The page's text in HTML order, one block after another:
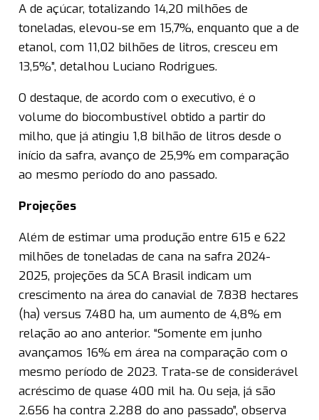
A de açúcar, totalizando 14,20 milhões de
toneladas, elevou-se em 15,7%, enquanto que a de
etanol, com 11,02 bilhões de litros, cresceu em
13,5%”, detalhou Luciano Rodrigues.
O destaque, de acordo com o executivo, é o
volume do biocombustível obtido a partir do
milho, que já atingiu 1,8 bilhão de litros desde o
início da safra, avanço de 25,9% em comparação
ao mesmo período do ano passado.
Projeções
Além de estimar uma produção entre 615 e 622
milhões de toneladas de cana na safra 2024-
2025, projeções da SCA Brasil indicam um
crescimento na área do canavial de 7.838 hectares
(ha) versus 7.480 ha, um aumento de 4,8% em
relação ao ano anterior. “Somente em junho
avançamos 16% em área na comparação com o
mesmo período de 2023. Trata-se de considerável
acréscimo de quase 400 mil ha. Ou seja, já são
2.656 ha contra 2.288 do ano passado”, observa